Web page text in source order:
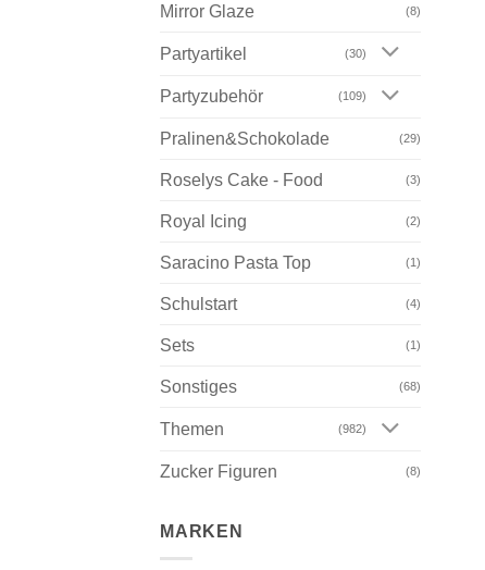
Mirror Glaze (8)
Partyartikel (30)
Partyzubehör (109)
Pralinen&Schokolade (29)
Roselys Cake - Food (3)
Royal Icing (2)
Saracino Pasta Top (1)
Schulstart (4)
Sets (1)
Sonstiges (68)
Themen (982)
Zucker Figuren (8)
MARKEN